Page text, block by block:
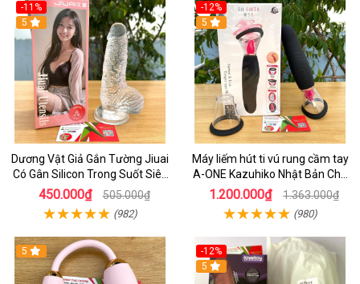
-11%
5
Dương Vật Giả Gắn Tường Jiuai
Có Gân Silicon Trong Suốt Siêu
Mềm
450.000₫ 505.000₫
(982)
-12%
5
Máy liếm hút ti vú rung cầm tay
A-ONE Kazuhiko Nhật Bản Cho
Nữ massage
1.200.000₫ 1.363.000₫
(980)
5
-12%
5